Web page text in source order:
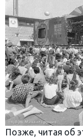
Позже, читая об